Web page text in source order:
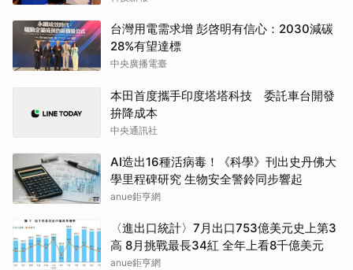
台灣用電需求增 彭啓明有信心：2030減碳
28%有望達標
中央廣播電臺
本田首度攜手印度塔塔科技 委託車台開發
拚降成本
中央通訊社
AI造出16種活病毒！《科學》刊出史丹佛大
學里程碑研究 生物安全警鈴同步響起
anue鉅亨網
〈進出口統計〉7月出口753億美元史上第3
高 8月挑戰最長34紅 全年上看8千億美元
anue鉅亨網